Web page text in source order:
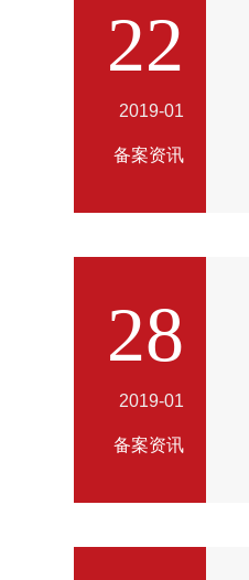
22
2019-01
备案资讯
28
2019-01
备案资讯